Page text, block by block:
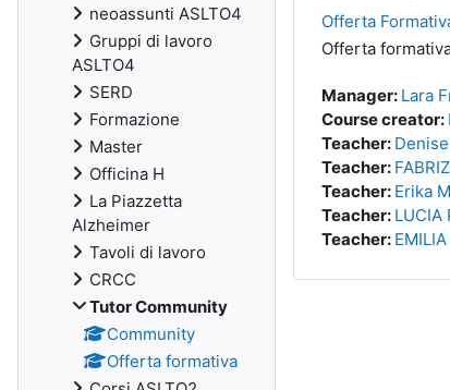
Offerta
Offerta
Manager: Lara
Course creator:
Teacher:
Teacher:
Teacher: Erika
Teacher: LUCIA
Teacher:
neoassunti ASLTO4
Gruppi di lavoro
ASLTO4
SERD
Formazione
Master
Officina H
La Piazzetta
Alzheimer
Tavoli di lavoro
CRCC
Tutor Community
Community
Offerta formativa